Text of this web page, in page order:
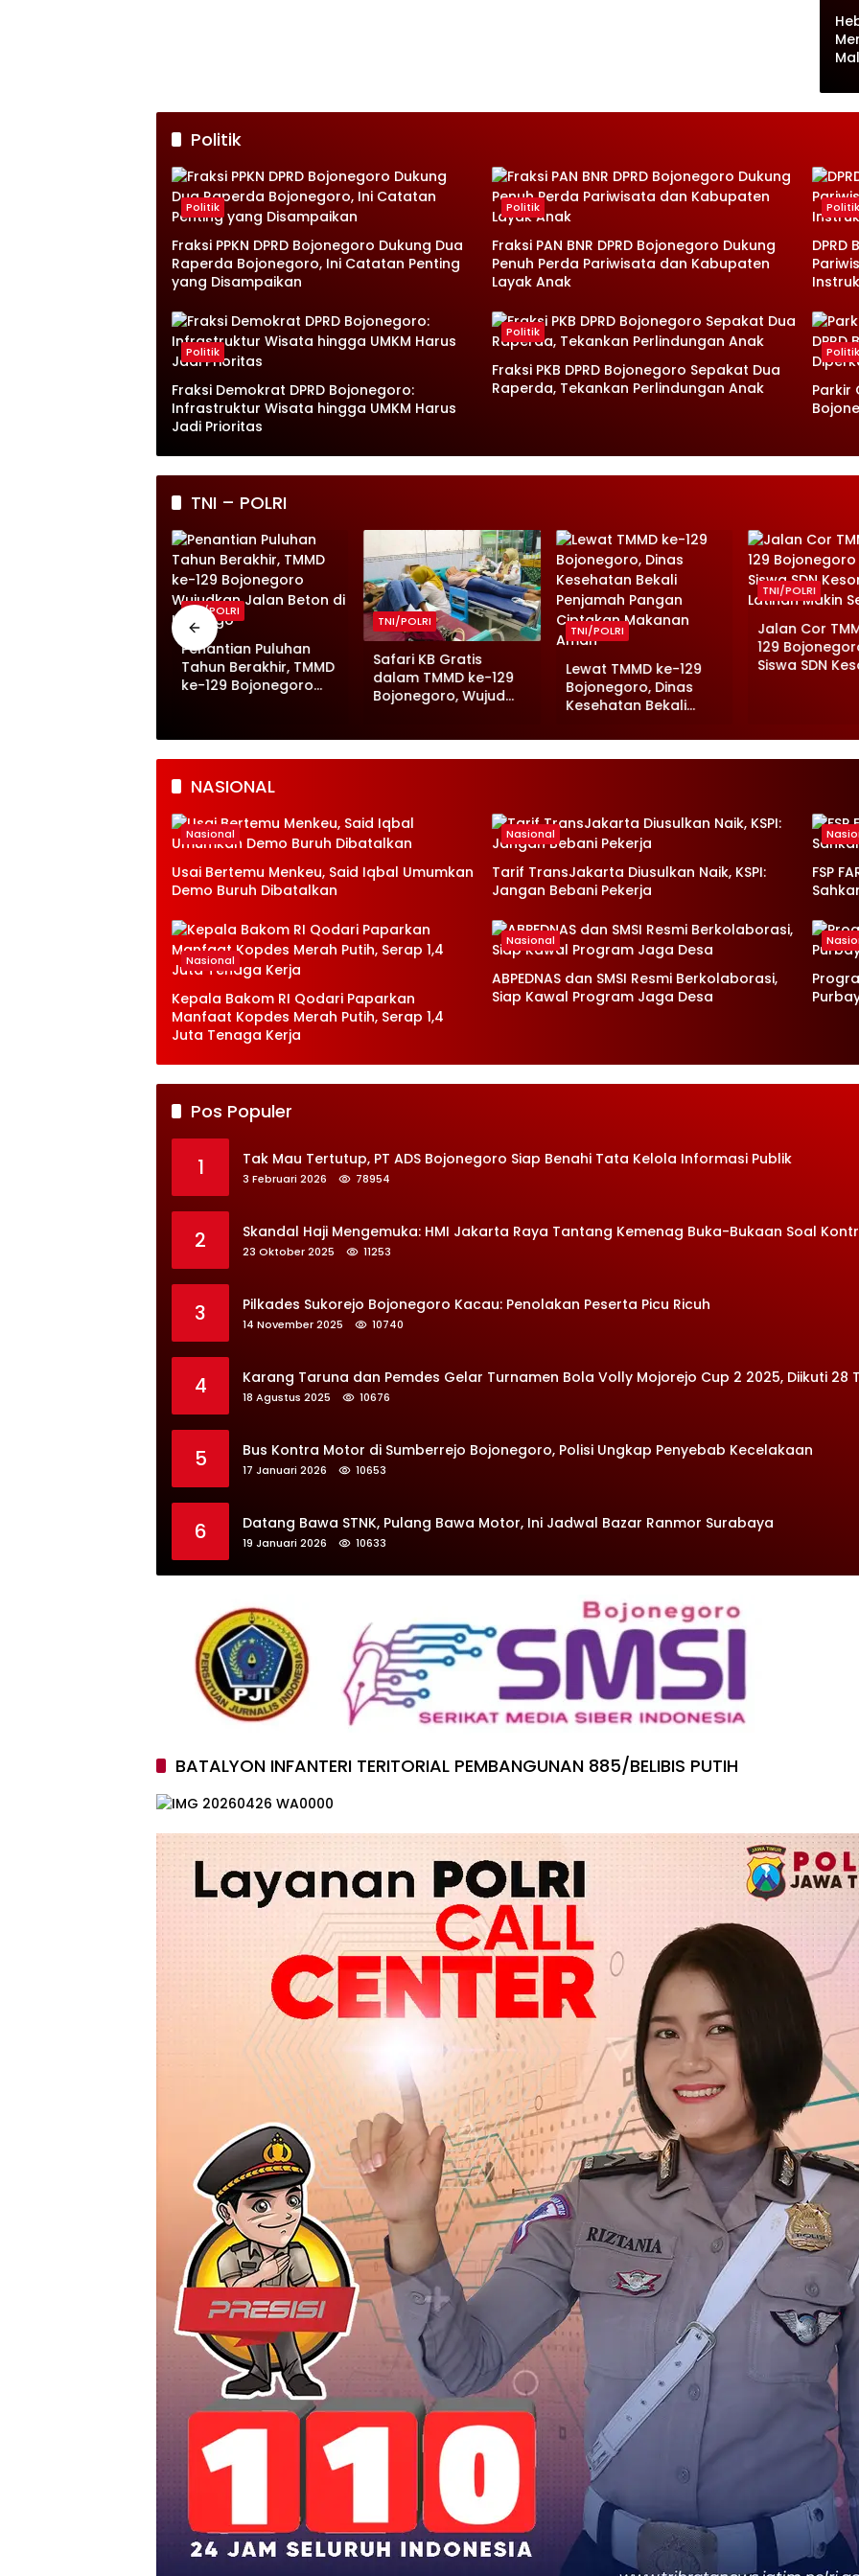
Politik
Politik
Fraksi PPKN DPRD Bojonegoro Dukung Dua
Raperda Bojonegoro, Ini Catatan Penting
yang Disampaikan
Politik
Fraksi PAN BNR DPRD Bojonegoro Dukung
Penuh Perda Pariwisata dan Kabupaten
Layak Anak
Politik
DPRD
Politik
Fraksi Demokrat DPRD Bojonegoro:
Infrastruktur Wisata hingga UMKM Harus
Jadi Prioritas
Politik
Fraksi PKB DPRD Bojonegoro Sepakat Dua
Raperda, Tekankan Perlindungan Anak
Politik
Parkir
TNI – POLRI
TNI/POLRI
Penantian Puluhan
Tahun Berakhir, TMMD
ke-129 Bojonegoro
TNI/POLRI
Safari KB Gratis
dalam TMMD ke-129
Bojonegoro, Wujud
TNI/POLRI
Lewat TMMD ke-129
Bojonegoro, Dinas
Kesehatan Bekali
Ciptakan Makanan
Aman
TNI/POLRI
Jalan Cor
129
Siswa SDN
NASIONAL
Nasional
Usai Bertemu Menkeu, Said Iqbal Umumkan
Demo Buruh Dibatalkan
Nasional
Tarif TransJakarta Diusulkan Naik, KSPI:
Jangan Bebani Pekerja
FSP
Nasional
Kepala Bakom RI Qodari Paparkan
Manfaat Kopdes Merah Putih, Serap 1,4
Juta Tenaga Kerja
Nasional
ABPEDNAS dan SMSI Resmi Berkolaborasi,
Siap Kawal Program Jaga Desa
Pos Populer
1 Tak Mau Tertutup, PT ADS Bojonegoro Siap Benahi Tata Kelola Informasi Publik
3 Februari 2026 78954
2 Skandal Haji Mengemuka: HMI Jakarta Raya Tantang Kemenag Buka-Bukaan Soal
23 Oktober 2025 11253
3 Pilkades Sukorejo Bojonegoro Kacau: Penolakan Peserta Picu Ricuh
14 November 2025 10740
4 Karang Taruna dan Pemdes Gelar Turnamen Bola Volly Mojorejo Cup 2 2025, Diikuti 28
18 Agustus 2025 10676
5 Bus Kontra Motor di Sumberrejo Bojonegoro, Polisi Ungkap Penyebab Kecelakaan
17 Januari 2026 10653
6 Datang Bawa STNK, Pulang Bawa Motor, Ini Jadwal Bazar Ranmor Surabaya
19 Januari 2026 10633
BATALYON INFANTERI TERITORIAL PEMBANGUNAN 885/BELIBIS PUTIH